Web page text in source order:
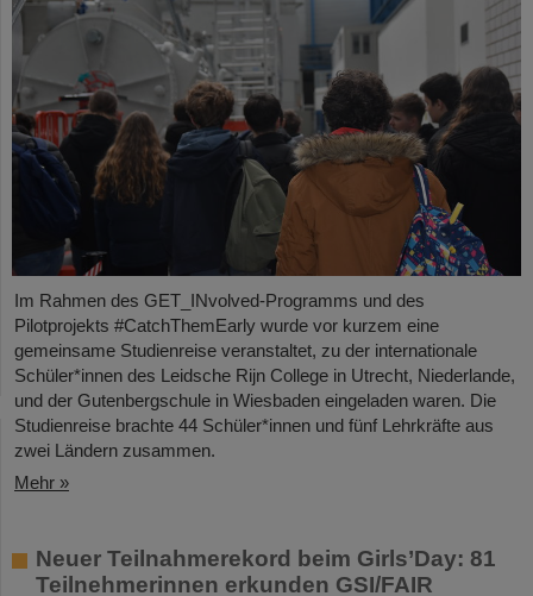
Im Rahmen des GET_INvolved-Programms und des
Pilotprojekts #CatchThemEarly wurde vor kurzem eine
gemeinsame Studienreise veranstaltet, zu der internationale
Schüler*innen des Leidsche Rijn College in Utrecht, Niederlande,
und der Gutenbergschule in Wiesbaden eingeladen waren. Die
Studienreise brachte 44 Schüler*innen und fünf Lehrkräfte aus
zwei Ländern zusammen.
Mehr »
Neuer Teilnahmerekord beim Girls’Day: 81
Teilnehmerinnen erkunden GSI/FAIR